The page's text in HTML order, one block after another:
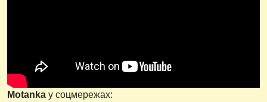
Motanka у соцмережах: